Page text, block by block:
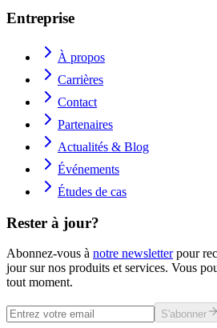
Entreprise
À propos
Carrières
Contact
Partenaires
Actualités & Blog
Événements
Études de cas
Rester à jour?
Abonnez-vous à notre newsletterpour
jour sur nos produits et services. Vous
tout moment.
S'abonner